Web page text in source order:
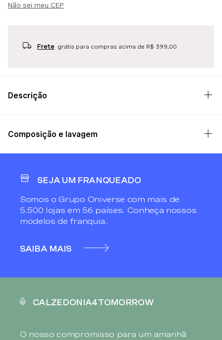
Não sei meu CEP
Frete grátis para compras acima de R$ 399,00
Descrição
Composição e lavagem
SEJA UM FRANQUEADO
Somos o Grupo Oniverse com mais de
5.500 lojas em 56 países. Conheça nossos
modelos de franquia.
SAIBA MAIS
CALZEDONIA4TOMORROW
O nosso compromisso para um amanhã